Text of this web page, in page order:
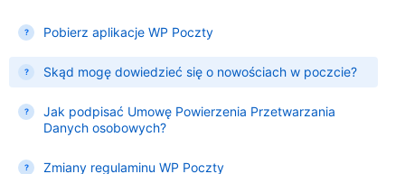
Pobierz aplikacje WP Poczty
Skąd mogę dowiedzieć się o nowościach w poczcie?
Jak podpisać Umowę Powierzenia Przetwarzania
Danych osobowych?
Zmiany regulaminu WP Poczty